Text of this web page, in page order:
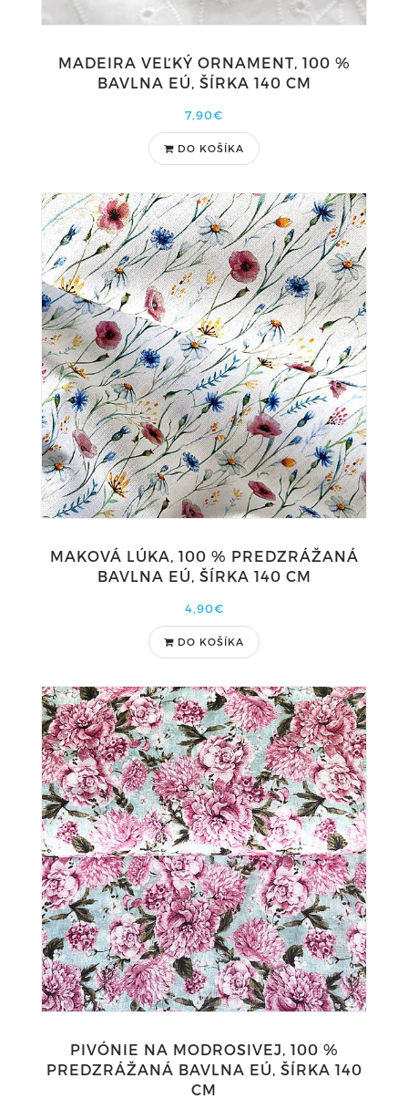
MADEIRA VEĽKÝ ORNAMENT, 100 %
BAVLNA EÚ, ŠÍRKA 140 CM
7,90€
DO KOŠÍKA
MAKOVÁ LÚKA, 100 % PREDZRÁŽANÁ
BAVLNA EÚ, ŠÍRKA 140 CM
4,90€
DO KOŠÍKA
PIVÓNIE NA MODROSIVEJ, 100 %
PREDZRÁŽANÁ BAVLNA EÚ, ŠÍRKA 140
CM